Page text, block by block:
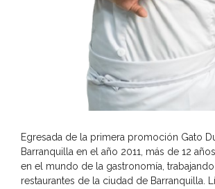
Egresada de la primera promoción Gato
Barranquilla en el año 2011, más de 12
en el mundo de la gastronomía,
restaurantes de la ciudad de Barranquilla.